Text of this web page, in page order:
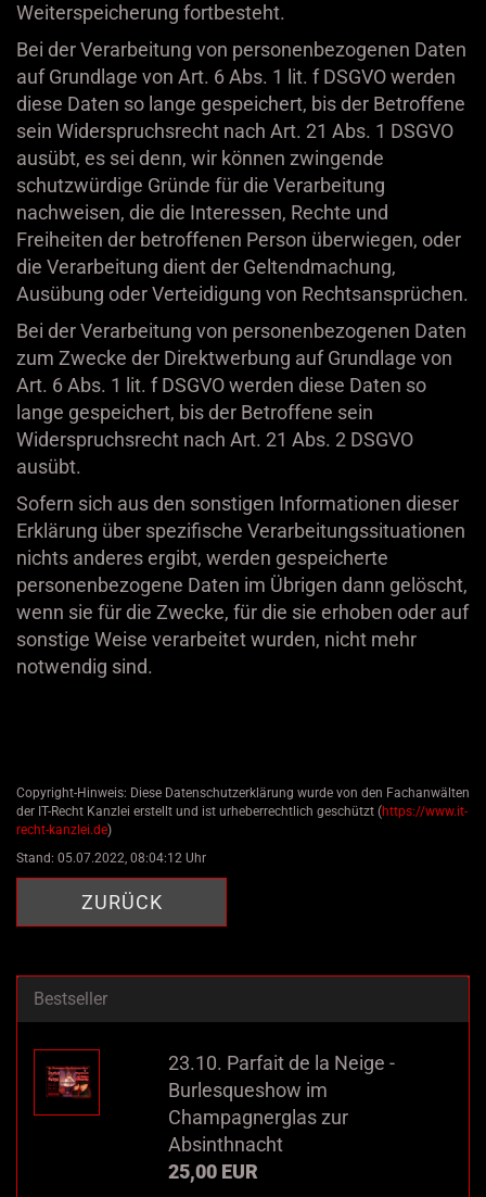
Weiterspeicherung fortbesteht.
Bei der Verarbeitung von personenbezogenen Daten
auf Grundlage von Art. 6 Abs. 1 lit. f DSGVO werden
diese Daten so lange gespeichert, bis der Betroffene
sein Widerspruchsrecht nach Art. 21 Abs. 1 DSGVO
ausübt, es sei denn, wir können zwingende
schutzwürdige Gründe für die Verarbeitung
nachweisen, die die Interessen, Rechte und
Freiheiten der betroffenen Person überwiegen, oder
die Verarbeitung dient der Geltendmachung,
Ausübung oder Verteidigung von Rechtsansprüchen.
Bei der Verarbeitung von personenbezogenen Daten
zum Zwecke der Direktwerbung auf Grundlage von
Art. 6 Abs. 1 lit. f DSGVO werden diese Daten so
lange gespeichert, bis der Betroffene sein
Widerspruchsrecht nach Art. 21 Abs. 2 DSGVO
ausübt.
Sofern sich aus den sonstigen Informationen dieser
Erklärung über spezifische Verarbeitungssituationen
nichts anderes ergibt, werden gespeicherte
personenbezogene Daten im Übrigen dann gelöscht,
wenn sie für die Zwecke, für die sie erhoben oder auf
sonstige Weise verarbeitet wurden, nicht mehr
notwendig sind.
Copyright-Hinweis: Diese Datenschutzerklärung wurde von den Fachanwälten
der IT-Recht Kanzlei erstellt und ist urheberrechtlich geschützt (https://www.it-
recht-kanzlei.de)
Stand: 05.07.2022, 08:04:12 Uhr
ZURÜCK
Bestseller
23.10. Parfait de la Neige -
Burlesqueshow im
Champagnerglas zur
Absinthnacht
25,00 EUR